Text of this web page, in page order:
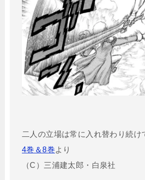
二人の立場は常に入れ替わり続け
4巻＆8巻より
（C）三浦建太郎・白泉社